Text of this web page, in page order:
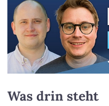
Was drin steht